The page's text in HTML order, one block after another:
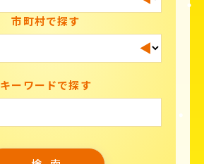
市町村で探す
キーワードで探す